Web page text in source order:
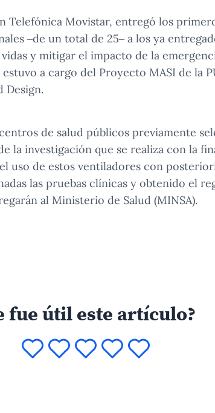
Telefónica Movistar, entregó los
–de un total de 25– a los ya
y mitigar el impacto de la
a cargo del Proyecto MASI de la
Design.
de salud públicos previamente
la investigación que se realiza con la
uso de estos ventiladores con
las pruebas clínicas y obtenido el
al Ministerio de Salud (MINSA).
fue útil este artículo?